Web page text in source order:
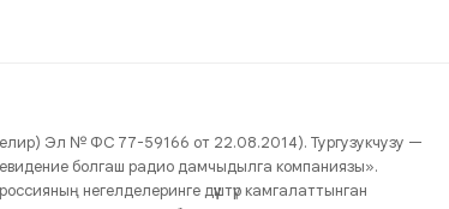
Эл № ФС 77-59166 от 22.08.2014). Тургузукчузу —
болгаш радио дамчыдылга компаниязы».
негелделеринге дүүштүр камгалаттынган